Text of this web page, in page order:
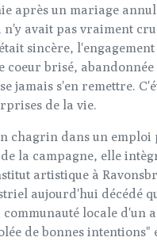
après un mariage
avait pas vraiment
sincère, l'engagement
coeur brisé, abandonnée
jamais s'en remettre.
de la vie.
chagrin dans un emploi
la campagne, elle
artistique à
aujourd'hui décédé
locale d'un
de bonnes intentions"